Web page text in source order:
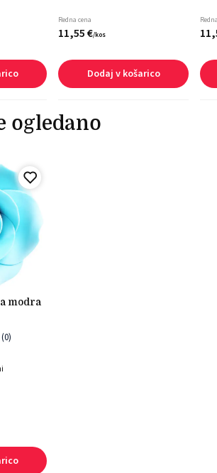
Redna cena
11,55€/kos
Dodaj v košarico
11,
ogledano
(0)